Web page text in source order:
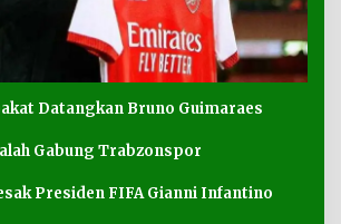
Datangkan Bruno Guimaraes
Gabung Trabzonspor
Presiden FIFA Gianni Infantino